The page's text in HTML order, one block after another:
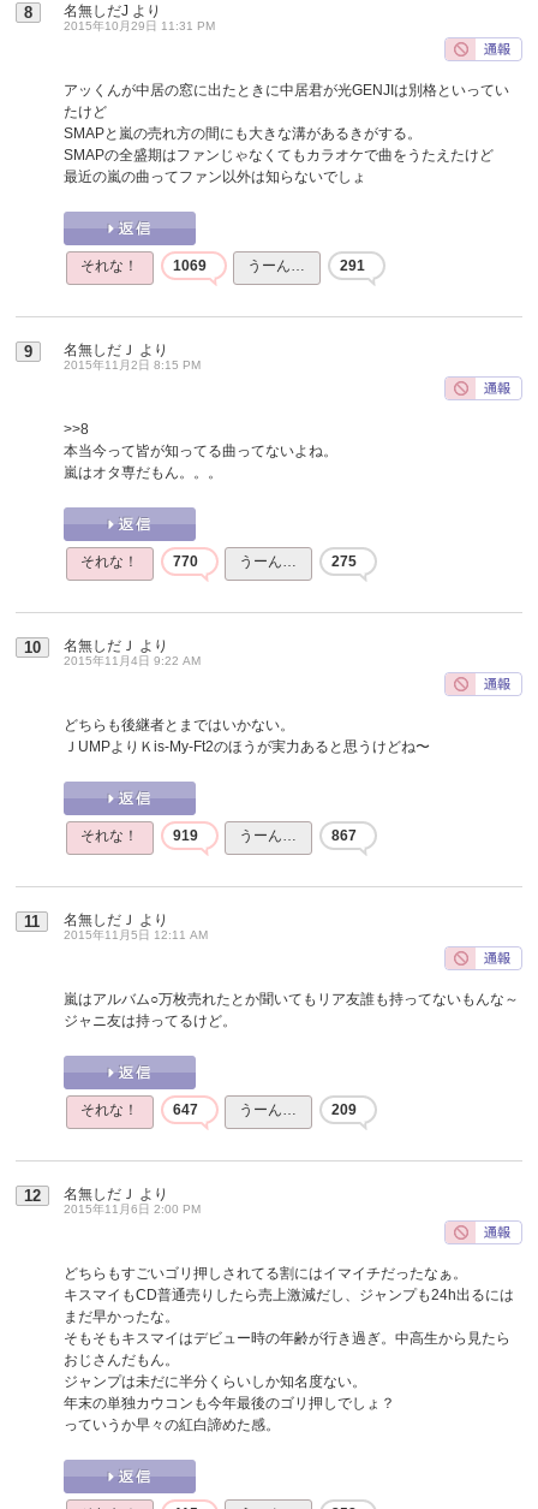
8 名無しだJ より
2015年10月29日 11:31 PM
アッくんが中居の窓に出たときに中居君が光GENJIは別格といってい
たけど
SMAPと嵐の売れ方の間にも大きな溝があるきがする。
SMAPの全盛期はファンじゃなくてもカラオケで曲をうたえたけど
最近の嵐の曲ってファン以外は知らないでしょ
それな！ 1069 うーん… 291
9 名無しだＪ より
2015年11月2日 8:15 PM
>>8
本当今って皆が知ってる曲ってないよね。
嵐はオタ専だもん。。。
それな！ 770 うーん… 275
10 名無しだＪ より
2015年11月4日 9:22 AM
どちらも後継者とまではいかない。
ＪUMPよりＫis-My-Ft2のほうが実力あると思うけどね〜
それな！ 919 うーん… 867
11 名無しだＪ より
2015年11月5日 12:11 AM
嵐はアルバム○万枚売れたとか聞いてもリア友誰も持ってないもんな～
ジャニ友は持ってるけど。
それな！ 647 うーん… 209
12 名無しだＪ より
2015年11月6日 2:00 PM
どちらもすごいゴリ押しされてる割にはイマイチだったなぁ。
キスマイもCD普通売りしたら売上激減だし、ジャンプも24h出るには
まだ早かったな。
そもそもキスマイはデビュー時の年齢が行き過ぎ。中高生から見たら
おじさんだもん。
ジャンプは未だに半分くらいしか知名度ない。
年末の単独カウコンも今年最後のゴリ押しでしょ？
っていうか早々の紅白諦めた感。